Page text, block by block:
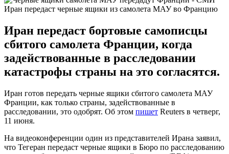
Иран передаст черные ящики из самолета МАУ во Францию
Иран передаст бортовые самописцы
сбитого самолета Франции, когда
задействованные в расследовании
катастрофы страны на это согласятся.
Иран готов передать черные ящики сбитого самолета МАУ
Франции, как только страны, задействованные в
расследовании, это одобрят. Об этом пишет Reuters в четверг,
11 июня.
На видеоконференции один из представителей Ирана заявил,
что Тегеран передаст черные ящики в Бюро по расследованию